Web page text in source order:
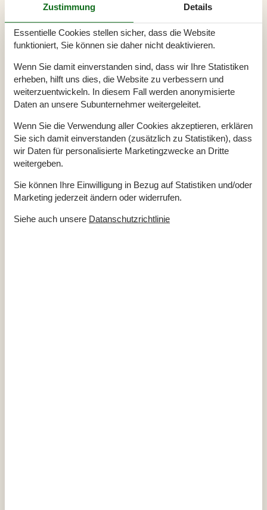
Backofen
Gefrierfach
Gewürze/Gewürze kochen
Kochgrundlagen (Töpfe und Pfannen)
Küche
Küchenherd Electric
Küchenutensilien
Küchenutensilien für Kinder
Mikrowelle
Spülmaschine
Toaster
Wasserkocher
Weingläser
Draussen
Garten
Garten-/Außendusche
Gartenmöbel
Grill
Zustimmung Details
Essentielle Cookies stellen sicher, dass die Website
funktioniert, Sie können sie daher nicht deaktivieren.
Wenn Sie damit einverstanden sind, dass wir Ihre Statistiken
erheben, hilft uns dies, die Website zu verbessern und
weiterzuentwickeln. In diesem Fall werden anonymisierte
Daten an unsere Subunternehmer weitergeleitet.
Wenn Sie die Verwendung aller Cookies akzeptieren, erklären
Sie sich damit einverstanden (zusätzlich zu Statistiken), dass
wir Daten für personalisierte Marketingzwecke an Dritte
weitergeben.
Sie können Ihre Einwilligung in Bezug auf Statistiken und/oder
Marketing jederzeit ändern oder widerrufen.
Siehe auch unsere Datanschutzrichtlinie